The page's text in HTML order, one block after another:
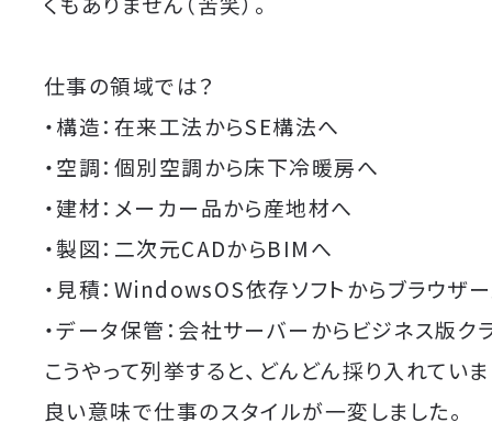
仕事の領域では？
・構造：在来工法からSE構法へ
・空調：個別空調から床下冷暖房へ
・建材：メーカー品から産地材へ
・製図：二次元CADからBIMへ
・見積：WindowsOS依存ソフトからブラウザ
・データ保管：会社サーバーからビジネス版ク
こうやって列挙すると、どんどん採り入れてい
良い意味で仕事のスタイルが一変しました。